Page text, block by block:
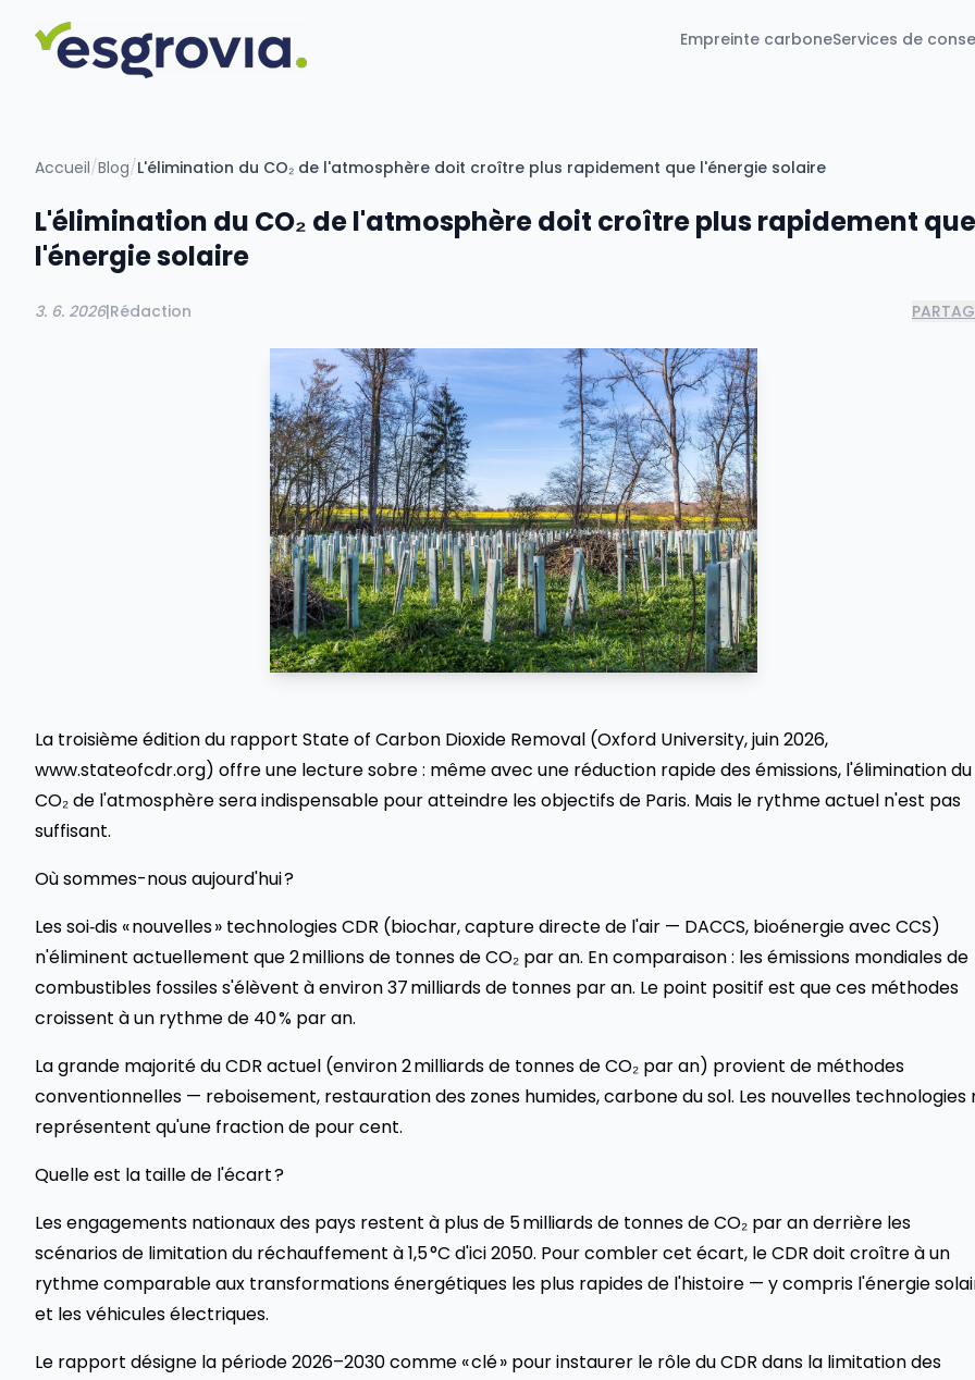
Empreinte carboneServices de
Accueil/Blog/L'élimination du CO₂ de l'atmosphère doit croître plus rapidement que l'énergie solaire
L'élimination du CO₂ de l'atmosphère doit croître plus rapidement que
l'énergie solaire
3. 6. 2026|Rédaction
La troisième édition du rapport State of Carbon Dioxide Removal (Oxford University, juin 2026,
www.stateofcdr.org) offre une lecture sobre : même avec une réduction rapide des émissions, l'élimination du
CO₂ de l'atmosphère sera indispensable pour atteindre les objectifs de Paris. Mais le rythme actuel n'est pas
suffisant.
Où sommes-nous aujourd'hui ?
Les soi‑dis « nouvelles » technologies CDR (biochar, capture directe de l'air — DACCS, bioénergie avec CCS)
n'éliminent actuellement que 2 millions de tonnes de CO₂ par an. En comparaison : les émissions mondiales de
combustibles fossiles s'élèvent à environ 37 milliards de tonnes par an. Le point positif est que ces méthodes
croissent à un rythme de 40 % par an.
La grande majorité du CDR actuel (environ 2 milliards de tonnes de CO₂ par an) provient de méthodes
conventionnelles — reboisement, restauration des zones humides, carbone du sol. Les nouvelles technologies
représentent qu'une fraction de pour cent.
Quelle est la taille de l'écart ?
Les engagements nationaux des pays restent à plus de 5 milliards de tonnes de CO₂ par an derrière les
scénarios de limitation du réchauffement à 1,5 °C d'ici 2050. Pour combler cet écart, le CDR doit croître à un
rythme comparable aux transformations énergétiques les plus rapides de l'histoire — y compris l'énergie
et les véhicules électriques.
Le rapport désigne la période 2026–2030 comme « clé » pour instaurer le rôle du CDR dans la limitation des